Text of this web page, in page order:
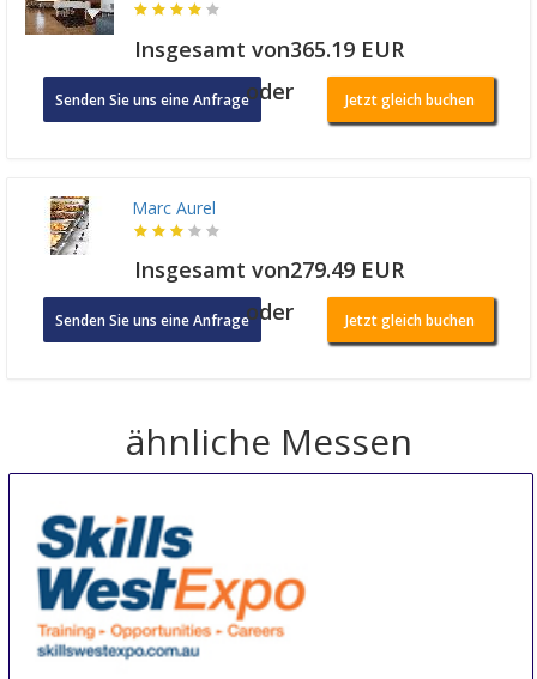
Insgesamt von365.19 EUR
Senden Sie uns eine Anfrageoder Jetzt gleich buchen
Marc Aurel
Insgesamt von279.49 EUR
Senden Sie uns eine Anfrageoder Jetzt gleich buchen
ähnliche Messen